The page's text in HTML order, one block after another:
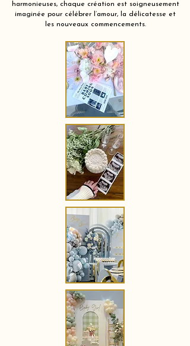
harmonieuses, chaque création est soigneusement
imaginée pour célébrer l’amour, la délicatesse et
les nouveaux commencements.